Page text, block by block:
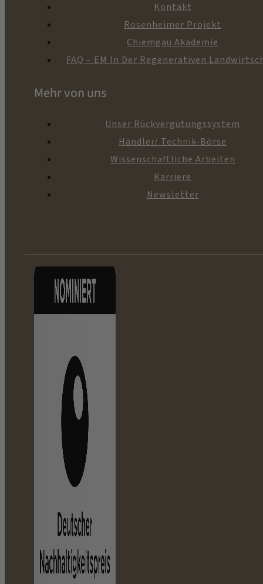
Kontakt
Rosenheimer Projekt
Chiemgau Akademie
FAQ – EM In Der Regenerativen
Mehr von uns
Unser Rückvergütungssystem
Händler/ Technik-Börse
Wissenschaftliche Arbeiten
Karriere
Newsletter